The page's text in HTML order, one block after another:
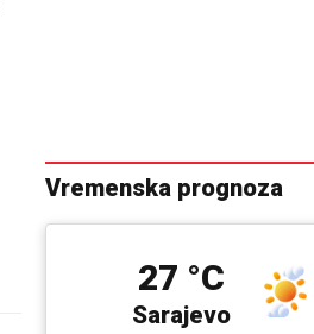
Vremenska prognoza
Sarajevo
27 °C